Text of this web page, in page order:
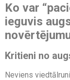
Ko var
ieguvis
Kritieni no
Neviens